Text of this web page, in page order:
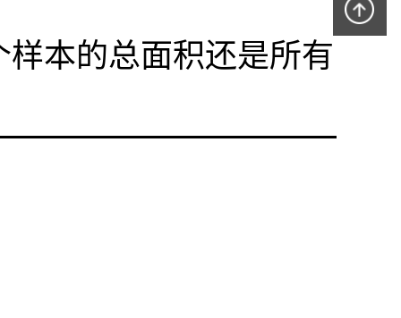
样本的总面积还是所有